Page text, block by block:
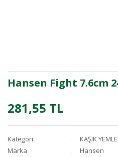
Hansen Fight 7.6cm
281,55 TL
Kategori
KAŞIK
Marka
Hansen